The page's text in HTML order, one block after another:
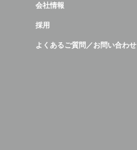
会社情報
採用
よくあるご質問／お問い合わせ